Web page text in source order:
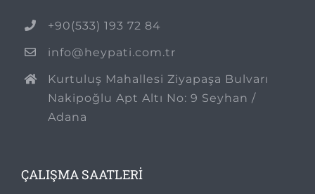
+90(533) 193 72 84
info@heypati.com.tr
Kurtuluş Mahallesi Ziyapaşa Bulvarı
Nakipoğlu Apt Altı No: 9 Seyhan /
Adana
ÇALIŞMA SAATLERİ